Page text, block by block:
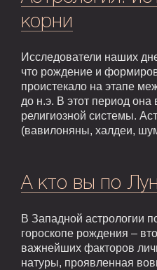
корни
Исследователи наших
что рождение и
проистекало на этапе
до н.э. В этот период она
религиозной системы.
(вавилоняны, халдеи,
А кто вы по
В Западной астрологии
гороскопе рождения –
важнейших факторов
натуры, проявленная